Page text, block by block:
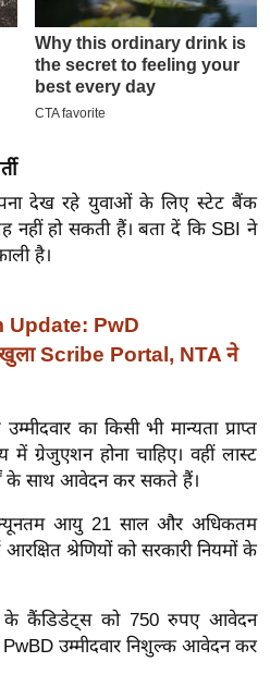
देख रहे युवाओं के लिए स्टेट बैंक
हो सकती हैं। बता दें कि SBI ने
है।
Update: PwD
Scribe Portal, NTA ने
का किसी भी मान्यता प्राप्त
में ग्रेजुएशन होना चाहिए। वहीं लास्ट
के साथ आवेदन कर सकते हैं।
आयु 21 साल और अधिकतम
श्रेणियों को सरकारी नियमों के
के कैंडिडेट्स को 750 रुपए आवेदन
उम्मीदवार निशुल्क आवेदन कर